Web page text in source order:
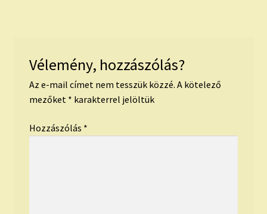
Vélemény, hozzászólás?
Az e-mail címet nem tesszük közzé. A kötelező
mezőket * karakterrel jelöltük
Hozzászólás *